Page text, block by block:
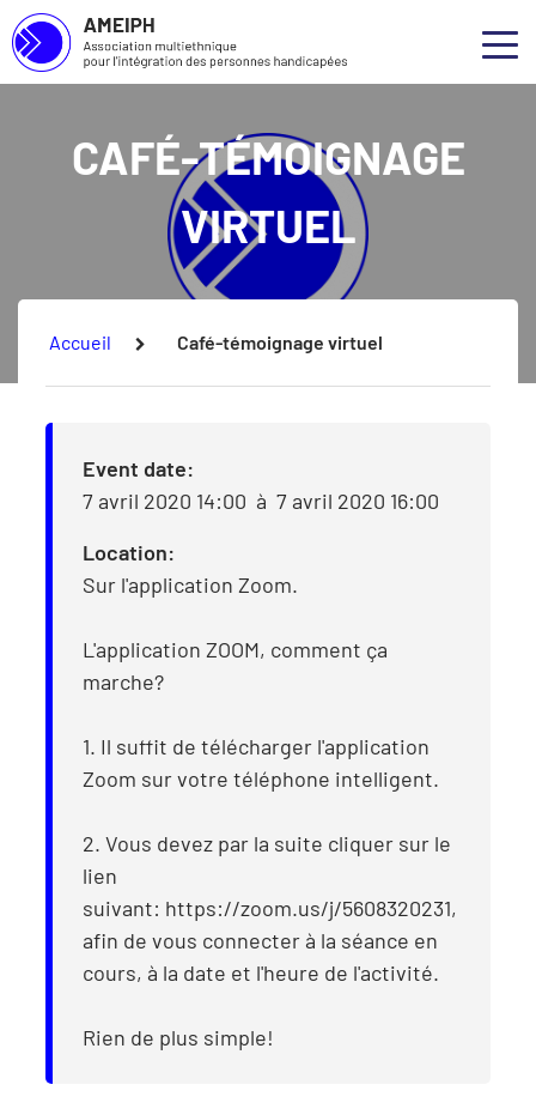
Skip to main content
Skip to footer
Association multiethnique pour l’intégration des personnes
Qui
CAFÉ-TÉMOIGNAGE
VIRTUEL
Vous êtes ici :
Accueil Café-témoignage virtuel
Event date:
7 avril 2020 14:00 à 7 avril 2020 16:00
Location:
Sur l'application Zoom.
L'application ZOOM, comment ça
marche?
1. Il suffit de télécharger l'application
Zoom sur votre téléphone intelligent.
2. Vous devez par la suite cliquer sur le
lien
suivant: https://zoom.us/j/5608320231,
afin de vous connecter à la séance en
cours, à la date et l'heure de l'activité.
Rien de plus simple!